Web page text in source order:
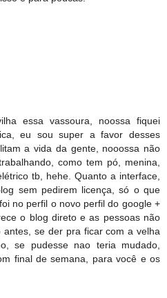
essa vassoura, noossa fiquei
eu sou super a favor desses
a vida da gente, nooossa não
como tem pó, menina,
tb, hehe. Quanto a interface,
sem pedirem licença, só o que
no perfil o novo perfil do google +
o blog direto e as pessoas não
antes, se der pra ficar com a velha
se pudesse nao teria mudado,
final de semana, para você e os